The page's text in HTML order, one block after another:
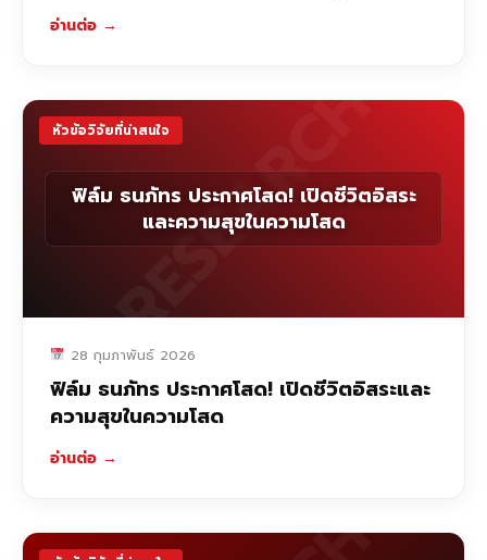
อ่านต่อ →
หัวข้อวิจัยที่น่าสนใจ
ฟิล์ม ธนภัทร ประกาศโสด! เปิดชีวิตอิสระ
และความสุขในความโสด
RESEARCH
28 กุมภาพันธ์ 2026
ฟิล์ม ธนภัทร ประกาศโสด! เปิดชีวิตอิสระและ
ความสุขในความโสด
อ่านต่อ →